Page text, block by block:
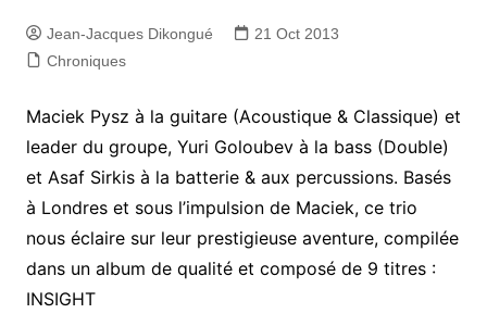
Jean-Jacques Dikongué
21 Oct 2013
Chroniques
Maciek Pysz à la guitare (Acoustique & Classique) et
leader du groupe, Yuri Goloubev à la bass (Double)
et Asaf Sirkis à la batterie & aux percussions. Basés
à Londres et sous l’impulsion de Maciek, ce trio
nous éclaire sur leur prestigieuse aventure, compilée
dans un album de qualité et composé de 9 titres :
INSIGHT